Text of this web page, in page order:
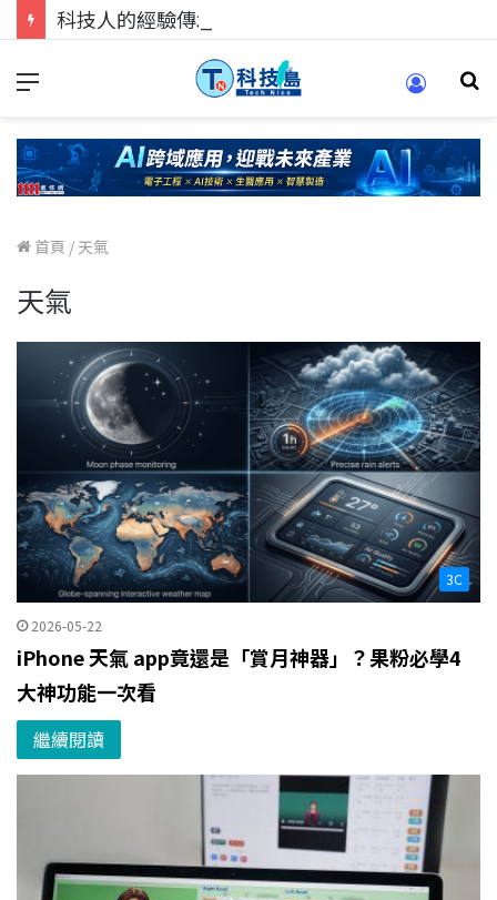
首頁 / 天氣
天氣
3C
2026-05-22
iPhone 天氣 app竟還是「賞月神器」？果粉必學4
大神功能一次看
繼續閱讀